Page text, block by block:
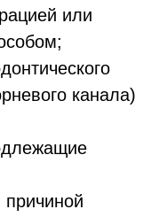
или
канала)
причиной